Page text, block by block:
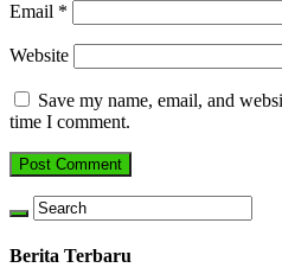
Email *
Website
Save my name, email, and
time I comment.
Berita Terbaru